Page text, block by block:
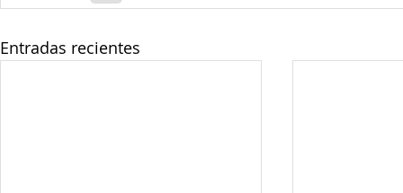
Entradas recientes